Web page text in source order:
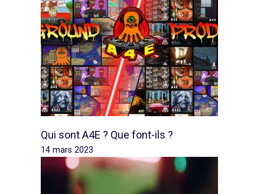
Qui sont A4E ? Que font-ils ?
14 mars 2023